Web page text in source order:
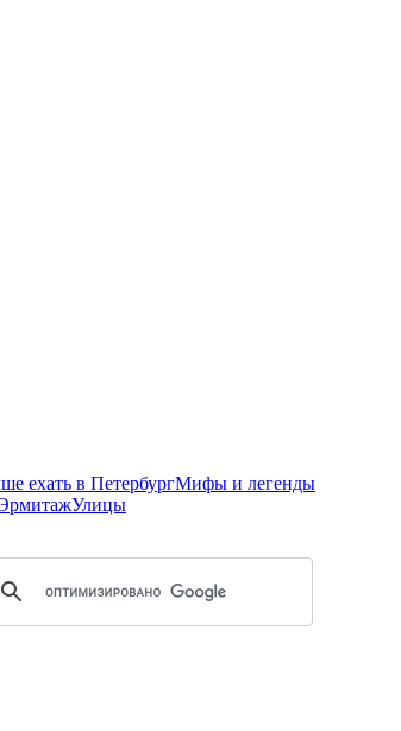
ехать в ПетербургМифы и легенды
Улицы